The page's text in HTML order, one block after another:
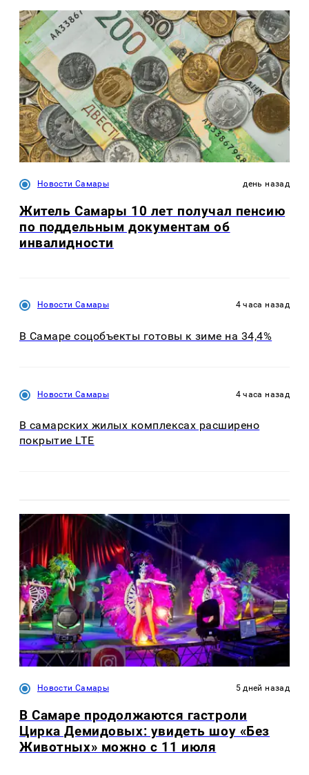
Новости Самары день назад
Житель Самары 10 лет получал пенсию
по поддельным документам об
инвалидности
Новости Самары 4 часа назад
В Самаре соцобъекты готовы к зиме на 34,4%
Новости Самары 4 часа назад
В самарских жилых комплексах расширено
покрытие LTE
Новости Самары 5 дней назад
В Самаре продолжаются гастроли
Цирка Демидовых: увидеть шоу «Без
Животных» можно с 11 июля